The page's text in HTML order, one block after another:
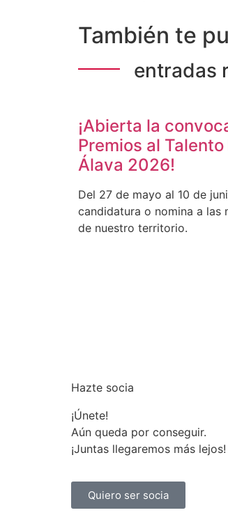
También te
entradas
¡Abierta la
Premios al Talento
Álava 2026!
Del 27 de mayo al 10 de
candidatura o nomina a las
de nuestro territorio.
Hazte socia
¡Únete!
Aún queda por conseguir.
¡Juntas llegaremos más lejos!
Quiero ser socia